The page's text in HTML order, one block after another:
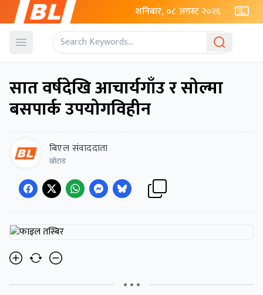
शनिबार, ०८ अगस्ट २०२६
Open menu
सात वर्षदेखि आचार्यगाँउ र सोल्मा
बसपार्क उपयोगविहीन
बिएल संवाददाता
खोटाङ
• • •